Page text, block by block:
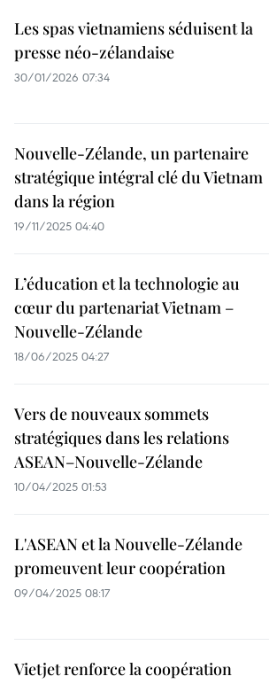
Les spas vietnamiens séduisent la
presse néo-zélandaise
30/01/2026 07:34
Nouvelle-Zélande, un partenaire
stratégique intégral clé du Vietnam
dans la région
19/11/2025 04:40
L’éducation et la technologie au
cœur du partenariat Vietnam –
Nouvelle-Zélande
18/06/2025 04:27
Vers de nouveaux sommets
stratégiques dans les relations
ASEAN–Nouvelle-Zélande
10/04/2025 01:53
L'ASEAN et la Nouvelle-Zélande
promeuvent leur coopération
09/04/2025 08:17
Vietjet renforce la coopération